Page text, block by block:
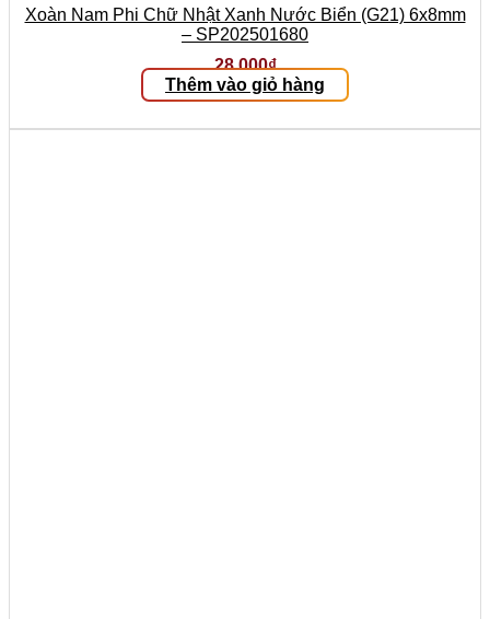
Xoàn Nam Phi Chữ Nhật Xanh Nước Biển (G21) 6x8mm
– SP202501680
28.000₫
Thêm vào giỏ hàng